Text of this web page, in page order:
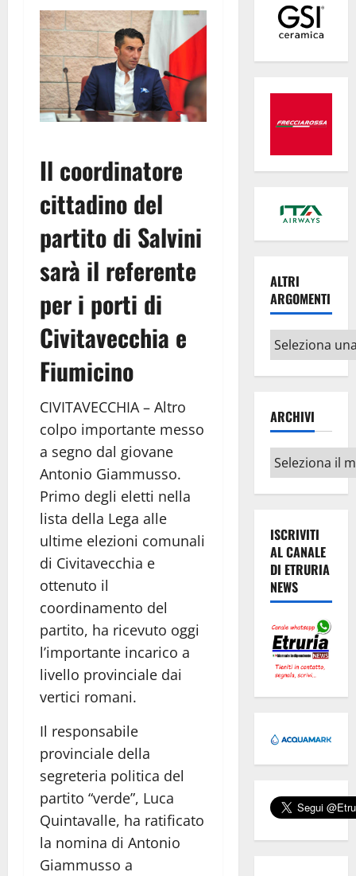
Il coordinatore
cittadino del
partito di Salvini
sarà il referente
per i porti di
Civitavecchia e
Fiumicino
CIVITAVECCHIA – Altro
colpo importante messo
a segno dal giovane
Antonio Giammusso.
Primo degli eletti nella
lista della Lega alle
ultime elezioni comunali
di Civitavecchia e
ottenuto il
coordinamento del
partito, ha ricevuto oggi
l’importante incarico a
livello provinciale dai
vertici romani.
Il responsabile
provinciale della
segreteria politica del
partito “verde”, Luca
Quintavalle, ha ratificato
la nomina di Antonio
Giammusso a
ALTRI
ARGOMENTI
Altri
argomenti
ARCHIVI
Archivi
ISCRIVITI
AL CANALE
DI ETRURIA
NEWS